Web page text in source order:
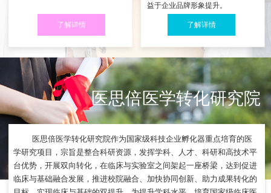
了解详情
益于企业品牌形象提升。
了解详情
医思倍医学转化研究院
医思倍医学转化研究院作为国家级科技企业孵化器重点培育的医
学研究项目，宗旨是整合科研资源，发挥学科、人才、科研和高技术平
台优势，开展双向转化，在临床与实验室之间架起一座桥梁，达到促进
临床与基础融合发展，推进校院融合、加快协同创新、助力成果转化的